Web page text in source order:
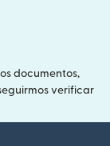
documentos,
verificar